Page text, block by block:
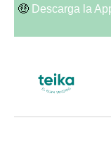
🤑 Descarga la